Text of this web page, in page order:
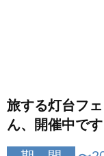
旅する灯台フ
ん、開催中です